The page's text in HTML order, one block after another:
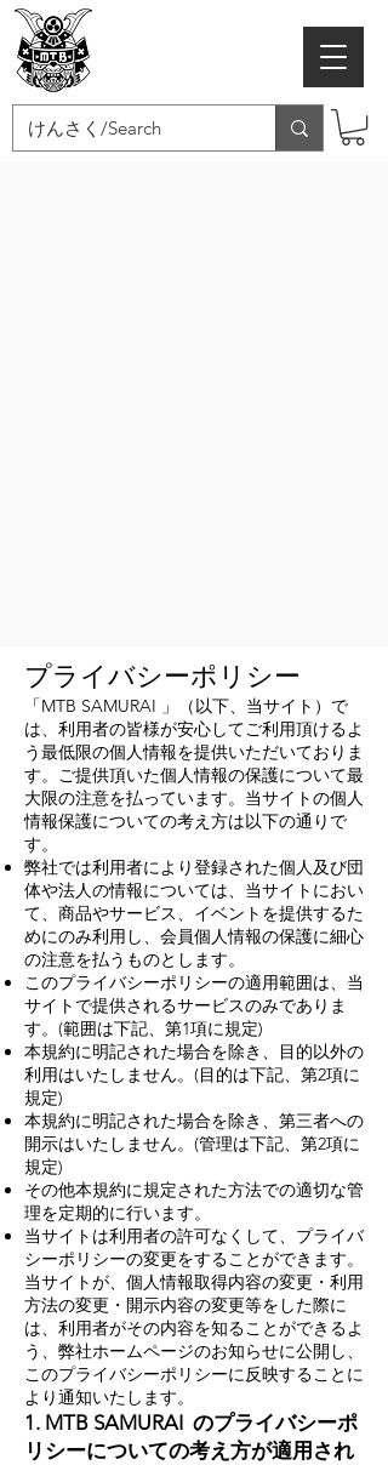
プライバシーポリシー
「MTB SAMURAI 」（以下、当サイト）で
は、利用者の皆様が安心してご利用頂けるよ
う最低限の個人情報を提供いただいておりま
す。ご提供頂いた個人情報の保護について最
大限の注意を払っています。当サイトの個人
情報保護についての考え方は以下の通りで
す。
弊社では利用者により登録された個人及び団
体や法人の情報については、当サイトにおい
て、商品やサービス、イベントを提供するた
めにのみ利用し、会員個人情報の保護に細心
の注意を払うものとします。
このプライバシーポリシーの適用範囲は、当
サイトで提供されるサービスのみでありま
す。(範囲は下記、第1項に規定)
本規約に明記された場合を除き、目的以外の
利用はいたしません。(目的は下記、第2項に
規定)
本規約に明記された場合を除き、第三者への
開示はいたしません。(管理は下記、第2項に
規定)
その他本規約に規定された方法での適切な管
理を定期的に行います。
当サイトは利用者の許可なくして、プライバ
シーポリシーの変更をすることができます。
当サイトが、個人情報取得内容の変更・利用
方法の変更・開示内容の変更等をした際に
は、利用者がその内容を知ることができるよ
う、弊社ホームページのお知らせに公開し、
このプライバシーポリシーに反映することに
より通知いたします。
1. MTB SAMURAI のプライバシーポ
リシーについての考え方が適用され